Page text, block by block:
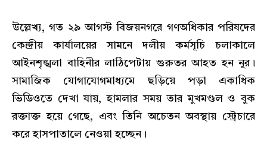
উল্লেখ্য, গত ২৯ আগস্ট বিজয়নগরে গণঅধিকার পরিষদের
কেন্দ্রীয় কার্যালয়ের সামনে দলীয় কর্মসূচি চলাকালে
আইনশৃঙ্খলা বাহিনীর লাঠিপেটায় গুরুতর আহত হন নুর।
সামাজিক যোগাযোগমাধ্যমে ছড়িয়ে পড়া একাধিক
ভিডিওতে দেখা যায়, হামলার সময় তার মুখমণ্ডল ও বুক
রক্তাক্ত হয়ে গেছে, এবং তিনি অচেতন অবস্থায় স্ট্রেচারে
করে হাসপাতালে নেওয়া হচ্ছেন।